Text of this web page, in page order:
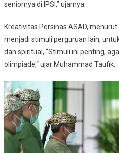
seniornya di IPSI,” ujarnya.
Kreativitas Persinas ASAD,
menjadi stimuli perguruan lain,
dan spiritual, “Stimuli ini penting,
olimpiade,“ ujar Muhammad Taufik.